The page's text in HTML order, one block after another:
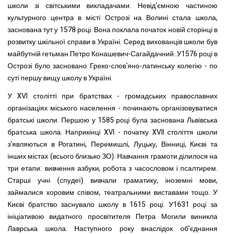
школи зі світськими викладачами. Невід'ємною частиною
культурного центра в місті Острозі на Волині стала школа,
заснована тут у 1578 році. Вона поклала початок новій сторінці в
розвитку шкільної справи в Україні. Серед вихованців школи був
майбутній гетьман Петро Конашевич-Сагайдачний. У1576 році в
Острозі було засновано Греко-слов'яно-латинську колегію - по
суті першу вищу школу в Україні.
У XVI столітті при братствах - громадських православних
організаціях міського населення - починають організовуватися
братські школи. Першою у 1585 році була заснована Львівська
братська школа. Наприкінці XVI - початку XVII століття школи
з'являються в Рогатині, Перемишлі, Луцьку, Вінниці, Києві та
інших містах (всього близько ЗО). Навчання грамоти ділилося на
три етапи: вивчення азбуки, робота з часословом і псалтирем.
Старші учні (спудеї) вивчали граматику, іноземні мови,
займалися хоровим співом, театральними виставами тощо. У
Києві братство заснувало школу в 1615 році. У1631 році за
ініціативою видатного просвітителя Петра Могили виникла
Лаврська школа. Наступного року внаслідок об'єднання